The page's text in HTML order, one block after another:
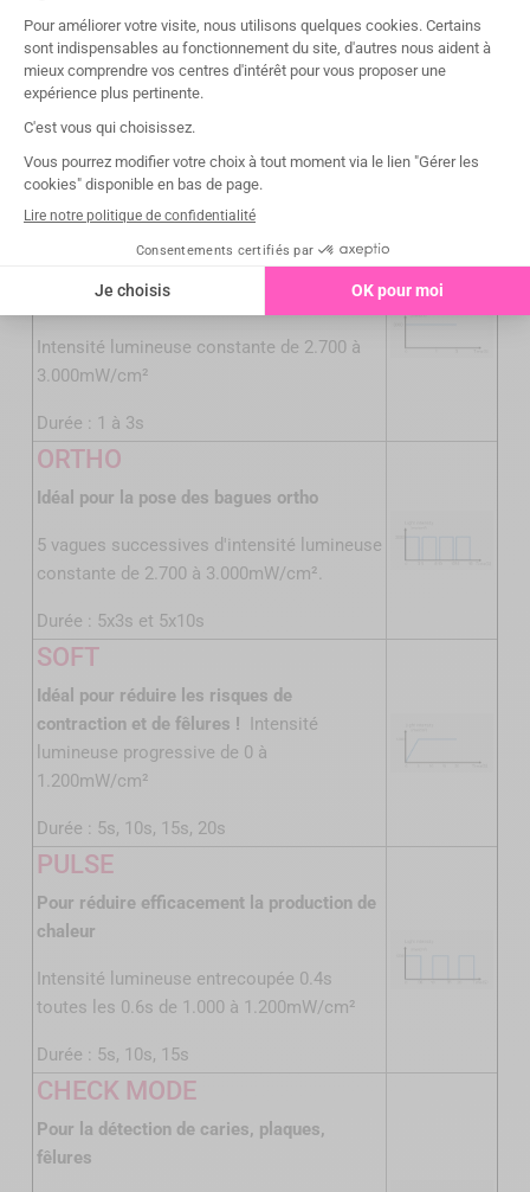
HIGH
Restaurations rapides, en profondeur
Intensité lumineuse constante de 1.800 à
2.000mW/cm²
Durée : 3s, 5s
Temps de polymérisation réduit : 2mm de
résine en 1 seconde seulement
Intensité lumineuse constante de 2.700 à
3.000mW/cm²
Durée : 1 à 3s
ORTHO
Idéal pour la pose des bagues ortho
5 vagues successives d'intensité lumineuse
constante de 2.700 à 3.000mW/cm².
Durée : 5x3s et 5x10s
SOFT
Idéal pour réduire les risques de
contraction et de fêlures !
Intensité
lumineuse progressive de 0 à
1.200mW/cm²
Durée : 5s, 10s, 15s, 20s
PULSE
Pour réduire efficacement la production de
chaleur
Intensité lumineuse entrecoupée 0.4s
toutes les 0.6s de 1.000 à 1.200mW/cm²
Durée : 5s, 10s, 15s
CHECK MODE
Pour la détection de caries, plaques,
fêlures